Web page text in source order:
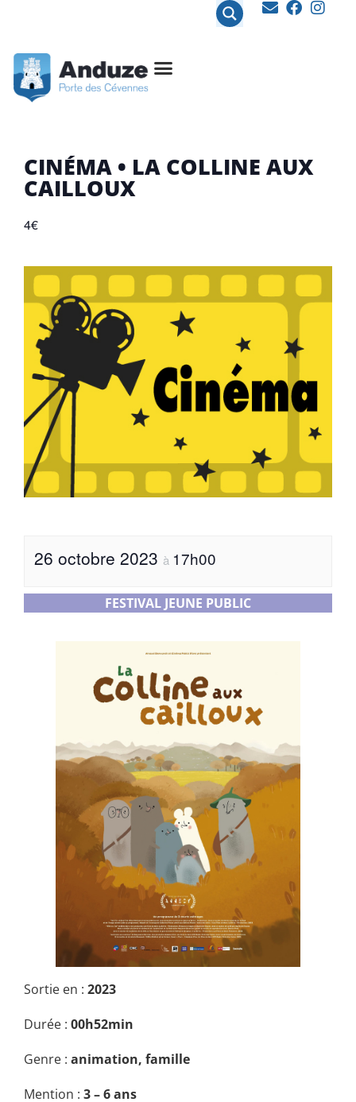
CINÉMA • LA COLLINE AUX
CAILLOUX
4€
26 octobre 2023 à 17h00
FESTIVAL JEUNE PUBLIC
Sortie en : 2023
Durée : 00h52min
Genre : animation, famille
Mention : 3 – 6 ans